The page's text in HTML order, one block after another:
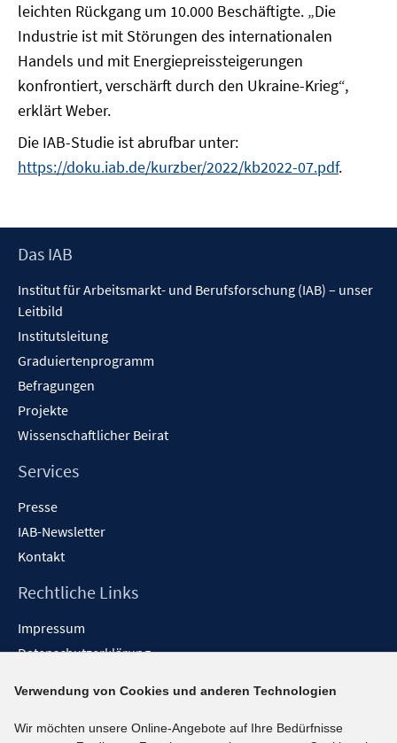
leichten Rückgang um 10.000 Beschäftigte. „Die
Industrie ist mit Störungen des internationalen
Handels und mit Energiepreissteigerungen
konfrontiert, verschärft durch den Ukraine-Krieg“,
erklärt Weber.
Die IAB-Studie ist abrufbar unter:
https://doku.iab.de/kurzber/2022/kb2022-07.pdf.
Footer
Das IAB
Institut für Arbeitsmarkt- und Berufsforschung (IAB) – unser
Leitbild
Institutsleitung
Graduiertenprogramm
Befragungen
Projekte
Wissenschaftlicher Beirat
Services
Presse
IAB-Newsletter
Kontakt
Rechtliche Links
Impressum
Datenschutzerklärung
Barrieren melden
Social-Media-Kanäle
Verwendung von Cookies und anderen Technologien
Wir möchten unsere Online-Angebote auf Ihre Bedürfnisse